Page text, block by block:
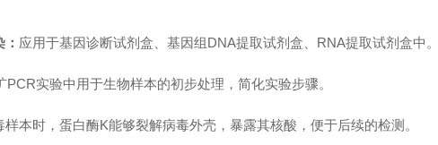
应用于基因诊断试剂盒、基因组DNA提取试剂盒、RNA提取试剂盒中
PCR实验中用于生物样本的初步处理，简化实验步骤。
样本时，蛋白酶K能够裂解病毒外壳，暴露其核酸，便于后续的检测。